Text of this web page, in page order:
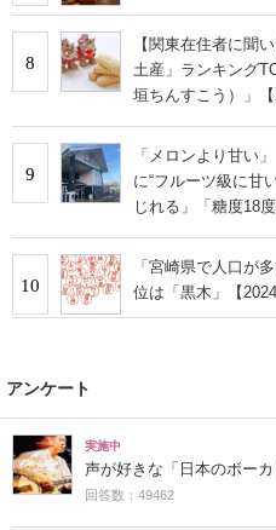
8
【関東在住者に聞
土産」ランキング
垣ちんすこう）」【
9
「メロンより甘い
に“フルーツ級に甘
じれる」「糖度18
10
「宮崎県で人口が
位は「黒木」【
アンケート
実施中
声が好きな「日本のボーカ
回答数：49462